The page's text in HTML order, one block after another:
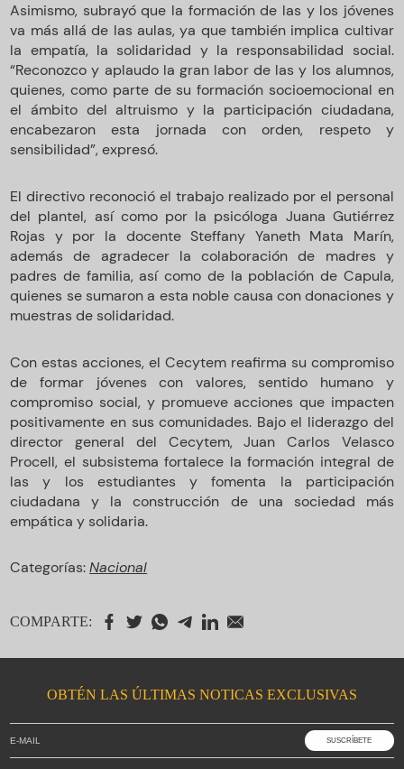
Asimismo, subrayó que la formación de las y los jóvenes
va más allá de las aulas, ya que también implica cultivar
la empatía, la solidaridad y la responsabilidad social.
“Reconozco y aplaudo la gran labor de las y los alumnos,
quienes, como parte de su formación socioemocional en
el ámbito del altruismo y la participación ciudadana,
encabezaron esta jornada con orden, respeto y
sensibilidad”, expresó.
El directivo reconoció el trabajo realizado por el personal
del plantel, así como por la psicóloga Juana Gutiérrez
Rojas y por la docente Steffany Yaneth Mata Marín,
además de agradecer la colaboración de madres y
padres de familia, así como de la población de Capula,
quienes se sumaron a esta noble causa con donaciones y
muestras de solidaridad.
Con estas acciones, el Cecytem reafirma su compromiso
de formar jóvenes con valores, sentido humano y
compromiso social, y promueve acciones que impacten
positivamente en sus comunidades. Bajo el liderazgo del
director general del Cecytem, Juan Carlos Velasco
Procell, el subsistema fortalece la formación integral de
las y los estudiantes y fomenta la participación
ciudadana y la construcción de una sociedad más
empática y solidaria.
Categorías:Nacional
COMPARTE:
OBTÉN LAS ÚLTIMAS NOTICAS EXCLUSIVAS